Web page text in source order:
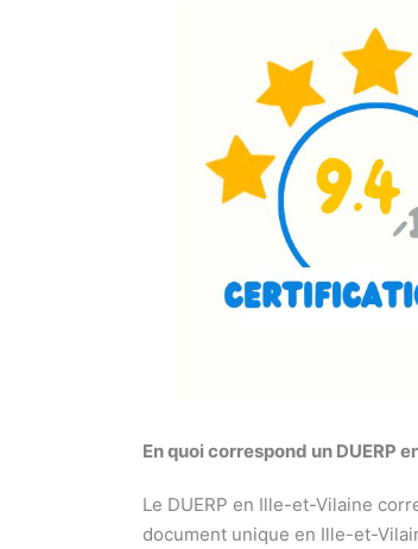
En quoi correspond un DUERP
Le DUERP en Ille-et-Vilaine
document unique en Ille-et-